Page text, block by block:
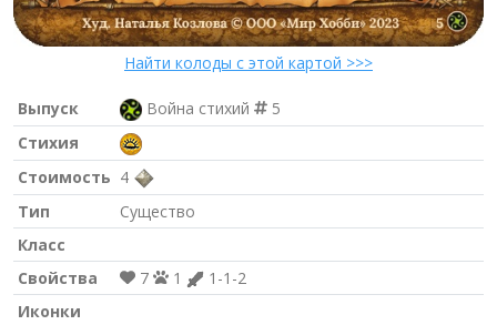
Найти колоды с этой картой >>>
Выпуск Война стихий
5
Стихия
Стоимость 4
Тип
Существо
Класс
Свойства
7 1
1-1-2
Иконки